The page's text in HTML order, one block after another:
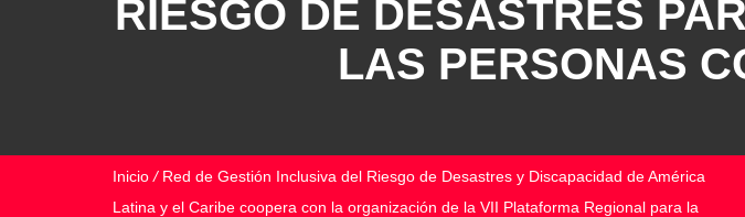
RIESGO DE DESASTRES
LAS PERSONAS
Inicio/ Red de Gestión Inclusiva del Riesgo de Desastres y Discapacidad de América
Latina y el Caribe coopera con la organización de la VII Plataforma Regional para la